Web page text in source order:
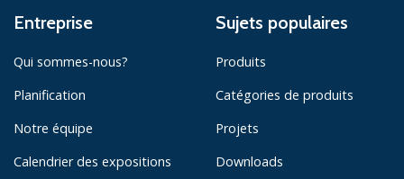
Entreprise
Qui sommes-nous?
Planification
Notre équipe
Calendrier des expositions
Sujets populaires
Produits
Catégories de produits
Projets
Downloads